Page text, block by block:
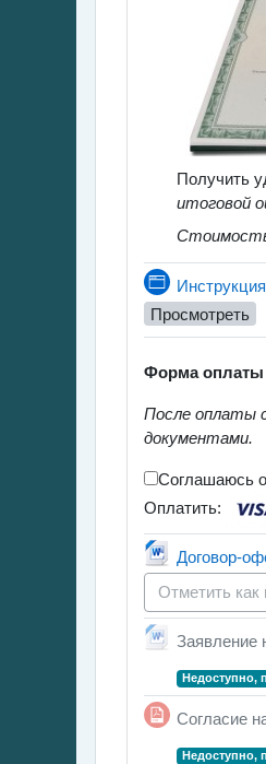
Получить
итоговой
Просмотреть
Форма
После оплаты
документами.
Соглашаюсь
Оплатить:
Договор-
Отметить
Заявление
Недоступно,
Согласие
Недоступно,